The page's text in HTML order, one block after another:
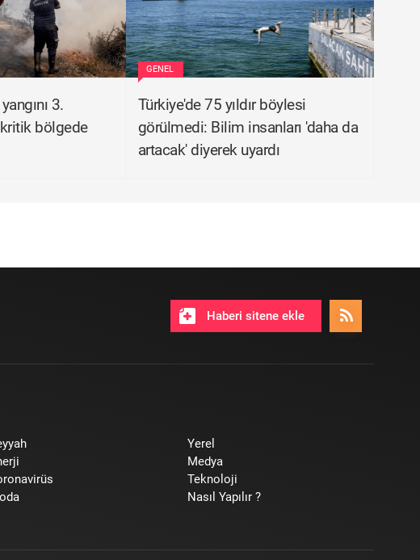
3.
bölgede
GENEL
Türkiye'de 75 yıldır böylesi
görülmedi: Bilim insanları 'daha da
artacak' diyerek uyardı
Haberi sitene ekle
Yerel
Medya
Teknoloji
Nasıl Yapılır ?